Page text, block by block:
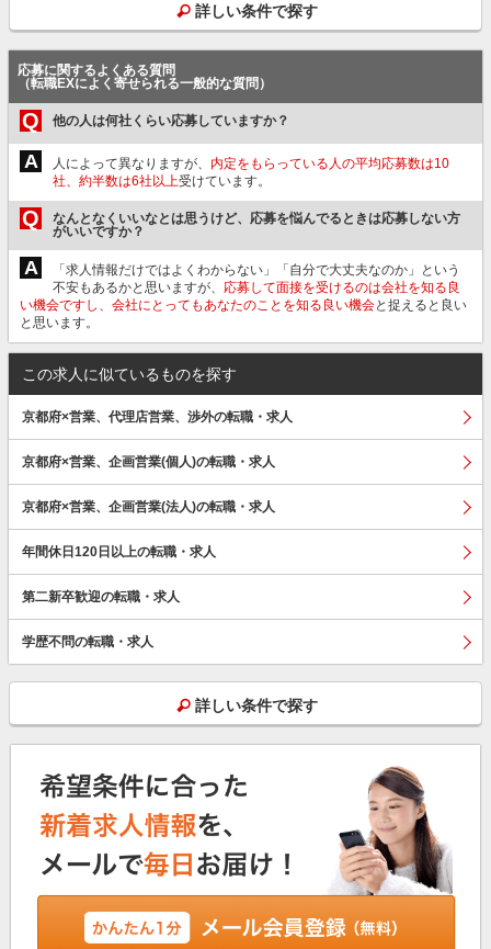
詳しい条件で探す
応募に関するよくある質問
（転職EXによく寄せられる一般的な質問）
Q 他の人は何社くらい応募していますか？
A 人によって異なりますが、 内定をもらっている人の平均応募数は10
社、約半数は6社以上受けています。
Q
なんとなくいいなとは思うけど、応募を悩んでるときは応募しない方
がいいですか？
A
「求人情報だけではよくわからない」「自分で大丈夫なのか」という
不安もあるかと思いますが、 応募して面接を受けるのは会社を知る良
い機会ですし、会社にとってもあなたのことを知る良い機会と捉えると良い
と思います。
この求人に似ているものを探す
京都府×営業、代理店営業、渉外の転職・求人
京都府×営業、企画営業(個人)の転職・求人
京都府×営業、企画営業(法人)の転職・求人
年間休日120日以上の転職・求人
第二新卒歓迎の転職・求人
学歴不問の転職・求人
詳しい条件で探す